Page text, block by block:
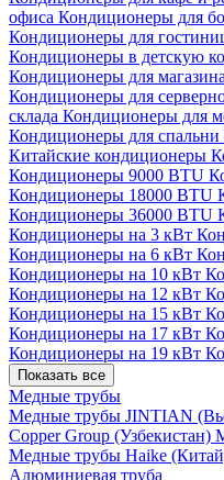
офиса Кондиционеры для
Кондиционеры для
Кондиционеры в детскую
Кондиционеры для магазина
Кондиционеры для
склада Кондиционеры для
Кондиционеры для спальни
Китайские кондиционеры
Кондиционеры 9000 BTU
Кондиционеры 18000 BTU
Кондиционеры 36000 BTU
Кондиционеры на 3 кВт
Кондиционеры на 6 кВт
Кондиционеры на 10 кВт
Кондиционеры на 12 кВт
Кондиционеры на 15 кВт
Кондиционеры на 17 кВт
Кондиционеры на 19 кВт
Показать все
Медные трубы
Медные трубы JINTIAN
Copper Group (Узбекистан)
Медные трубы Haike
Алюминиевая труба